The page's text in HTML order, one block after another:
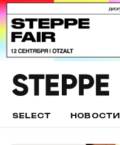
SELECT НОВОСТИ